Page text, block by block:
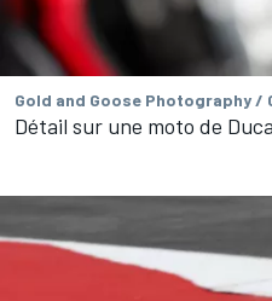
Gold and Goose Photography /
Détail sur une moto de